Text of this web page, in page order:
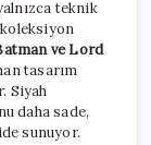
teknik
koleksiyon
ve Lord
tasarım
Siyah
daha sade,
sunuyor.